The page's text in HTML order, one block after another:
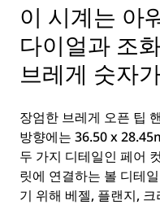
이 시계는 아
다이얼과 조
브레게 숫자
장엄한 브레게 오픈 팁
방향에는 36.50 x
두 가지 디테일인 페어
릿에 연결하는 볼 디테
기 위해 베젤, 플랜지,